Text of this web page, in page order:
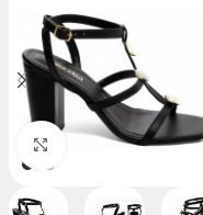
Click to enlarge